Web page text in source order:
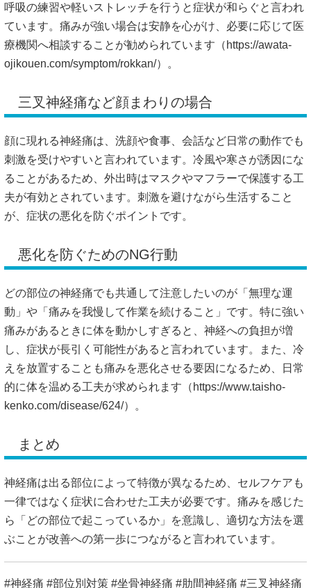
呼吸の練習や軽いストレッチを行うと症状が和らぐと言われ
ています。痛みが強い場合は安静を心がけ、必要に応じて医
療機関へ相談することが勧められています（ https://awata-
ojikouen.com/symptom/rokkan/）。
三叉神経痛など顔まわりの場合
顔に現れる神経痛は、洗顔や食事、会話など日常の動作でも
刺激を受けやすいと言われています。冷風や寒さが誘因にな
ることがあるため、外出時はマスクやマフラーで保護する工
夫が有効とされています。刺激を避けながら生活すること
が、症状の悪化を防ぐポイントです。
悪化を防ぐためのNG行動
どの部位の神経痛でも共通して注意したいのが「無理な運
動」や「痛みを我慢して作業を続けること」です。特に強い
痛みがあるときに体を動かしすぎると、神経への負担が増
し、症状が長引く可能性があると言われています。また、冷
えを放置することも痛みを悪化させる要因になるため、日常
的に体を温める工夫が求められます（ https://www.taisho-
kenko.com/disease/624/）。
まとめ
神経痛は出る部位によって特徴が異なるため、セルフケアも
一律ではなく症状に合わせた工夫が必要です。痛みを感じた
ら「どの部位で起こっているか」を意識し、適切な方法を選
ぶことが改善への第一歩につながると言われています。
#神経痛 #部位別対策 #坐骨神経痛 #肋間神経痛 #三叉神経痛